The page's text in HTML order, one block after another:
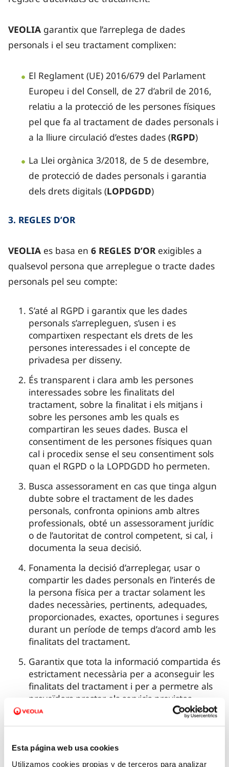
Esta página web usa cookies
Utilizamos cookies propias y de terceros para analizar
VEOLIA garantix que l’arreplega de dades
personals i el seu tractament complixen:
El Reglament (UE) 2016/679 del Parlament
Europeu i del Consell, de 27 d’abril de 2016,
relatiu a la protecció de les persones físiques
pel que fa al tractament de dades personals i
a la lliure circulació d’estes dades (RGPD)
La Llei orgànica 3/2018, de 5 de desembre,
de protecció de dades personals i garantia
dels drets digitals (LOPDGDD)
3. REGLES D’OR
VEOLIA es basa en 6 REGLES D’ORexigibles a
qualsevol persona que arreplegue o tracte dades
personals pel seu compte:
S’até al RGPD i garantix que les dades
personals s’arrepleguen, s’usen i es
compartixen respectant els drets de les
persones interessades i el concepte de
privadesa per disseny.
És transparent i clara amb les persones
interessades sobre les finalitats del
tractament, sobre la finalitat i els mitjans i
sobre les persones amb les quals es
compartiran les seues dades. Busca el
consentiment de les persones físiques quan
cal i procedix sense el seu consentiment sols
quan el RGPD o la LOPDGDD ho permeten.
Busca assessorament en cas que tinga algun
dubte sobre el tractament de les dades
personals, confronta opinions amb altres
professionals, obté un assessorament jurídic
o de l’autoritat de control competent, si cal, i
documenta la seua decisió.
Fonamenta la decisió d’arreplegar, usar o
compartir les dades personals en l’interés de
la persona física per a tractar solament les
dades necessàries, pertinents, adequades,
proporcionades, exactes, oportunes i segures
durant un període de temps d’acord amb les
finalitats del tractament.
Garantix que tota la informació compartida és
estrictament necessària per a aconseguir les
finalitats del tractament i per a permetre als
proveïdors prestar els servicis previstos.
S’assegura que les mesures de seguretat que
s’adopten per a preservar la disponibilitat, la
confidencialitat i la integritat del tractament
són proporcionades als riscs existents.